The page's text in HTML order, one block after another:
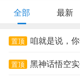
全部 最新
置顶 咱就是说，
置顶 黑神话悟空